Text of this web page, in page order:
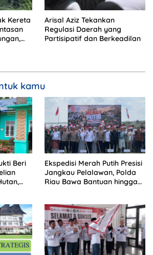
Kereta
Arisal Aziz Tekankan
Regulasi Daerah yang
Partisipatif dan Berkeadilan
kamu
Beri
Ekspedisi Merah Putih Presisi
Jangkau Pelalawan, Polda
Riau Bawa Bantuan hingga